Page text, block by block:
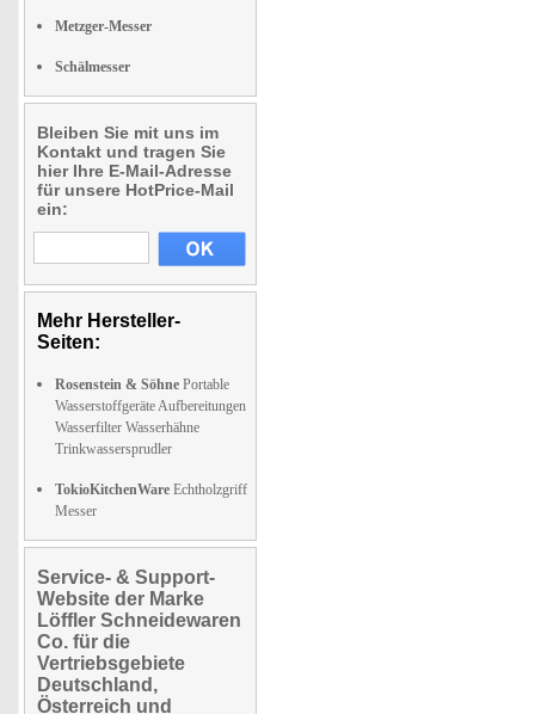
Metzger-Messer
Schälmesser
Bleiben Sie mit uns im
Kontakt und tragen Sie
hier Ihre E-Mail-Adresse
für unsere HotPrice-Mail
ein:
Mehr Hersteller-
Seiten:
Rosenstein & Söhne Portable
Wasserstoffgeräte Aufbereitungen
Wasserfilter Wasserhähne
Trinkwassersprudler
TokioKitchenWare Echtholzgriff
Messer
Service- & Support-
Website der Marke
Löffler Schneidewaren
Co. für die
Vertriebsgebiete
Deutschland,
Österreich und